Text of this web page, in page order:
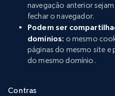
navegação anterior
fechar o navegador.
Podem ser
domínios: o mesmo
páginas do mesmo site
do mesmo domínio.
Contras